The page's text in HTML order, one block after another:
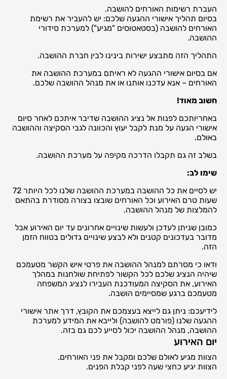
העברת רשימות האורחים להושבה.
בסיום תהליך אישורי ההגעה שלכם: יש להעביר את רשימת
האורחים להושבה (בסטאטוסים "מגיע") למערכת סידורי
ההושבה.
התהליך הזה מתבצע ישירות בינינו לבין חברת ההושבה.
אם בסיום אישורי ההגעה לא ראיתם במערכת ההושבה את
האורחים – אנא עדכנו אותנו או את מנהל ההושבה שלכם.
חשוב מאוד!
באחריותכם לפנות אל נציג ההושבה שדיבר איתכם לאחר סיום
אישורי הגעה על מנת לקבל יעוץ והכוונה לגבי הסקיצה וההושבה
באולם.
בשלב זה גם תקבלו הדרכה מקיפה על מערכת ההושבה.
שימו לב:
יש לסיים את כל ההושבה במערכת ההושבה שלנו לכל היותר 72
שעות טרם האירוע וכל האורחים שובצו בצורה מסודרת בהתאם
להמלצות של מנהל ההושבה.
כמובן שניתן לעדכן ולעשות שינויים אחרונים עד יום האירוע אבל
מדובר בעדכונים קטנים ולא לבצע שינויים גדולים בטווח הזמן
הזה.
ודאו כי מסרתם למנהל ההושבה את פרטי איש הקשר מטעמכם
שיהיה הנציג שלכם לכל הקשור לפתיחת שולחנות במהלך
האירוע, את הסקיצה המעודכנת העבירו לנציג המשפחה
מטעמכם ברגע שמסיימים הושבה.
לידיעכם: ניתן גם לייצא בעצמכם את הקובץ, דרך אתר אישורי
ההגעה שלנו (פורמט להושבה) ולייבא את המידע למערכת
ההושבה, מנהל ההושבה יכול לסייע לכם גם בזה.
יום האירוע
הצוות מגיע לאולם שלכם ומקבל את פני האורחים.
הצוות יגיע כחצי שעה לפני קבלת הפנים.